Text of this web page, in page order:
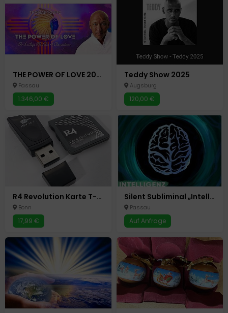
THE POWER OF LOVE 2025 Masterclass-Webinar
Passau
1.346,00 €
Teddy Show 2025
Augsburg
120,00 €
R4 Revolution Karte T-Flash NDSL/NDS - für NINTENDO DS LITE Micro SD & USB 2.0
Bonn
17,99 €
Silent Subliminal „Intelligenz“ – mentale Leistung aktivieren
Passau
Auf Anfrage